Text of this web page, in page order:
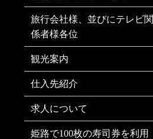
旅行会社様、並びにテレビ関
係者様各位
観光案内
仕入先紹介
求人について
姫路で100枚の寿司券を利用